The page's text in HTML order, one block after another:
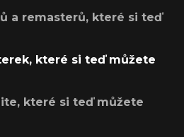
a remasterů, které si teď
které si teď můžete
které si teď můžete